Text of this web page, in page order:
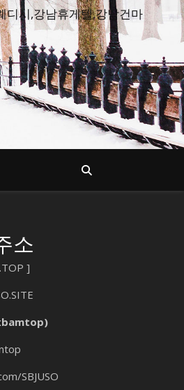
디시,강남휴게텔,강남건마
소
]
SBJUSO